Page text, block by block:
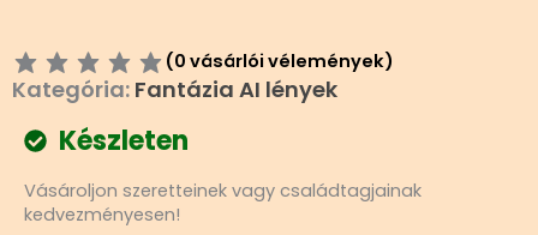
(0 vásárlói vélemények)
Kategória: Fantázia AI lények
Készleten
Vásároljon szeretteinek vagy családtagjainak
kedvezményesen!
Tűz
Sárkány